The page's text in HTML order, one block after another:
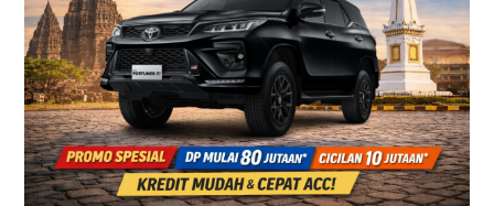
Innova
Reborn
Diesel
Yogyakarta
–
Promo
DP